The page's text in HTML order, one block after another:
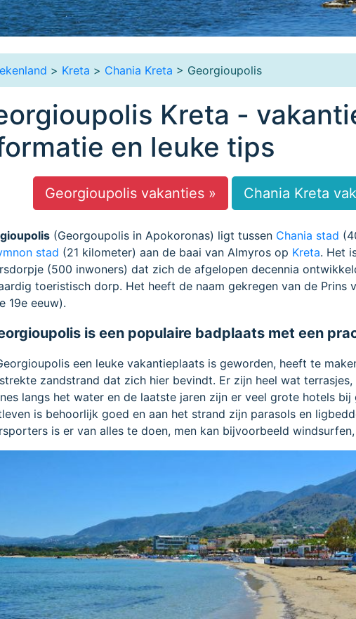
> Kreta > Chania Kreta > Georgioupolis
Kreta -
en leuke tips
Georgioupolis vakanties » Chania Kreta
(Georgoupolis in Apokoronas) ligt tussen Chania stad
stad (21 kilometer) aan de baai van Almyros op Kreta. Het
(500 inwoners) dat zich de afgelopen decennia
toeristisch dorp. Het heeft de naam gekregen van de Prins
19e eeuw).
is een populaire badplaats met een
een leuke vakantieplaats is geworden, heeft te
zandstrand dat zich hier bevindt. Er zijn heel wat terrasjes,
langs het water en de laatste jaren zijn er veel grote hotels bij
is behoorlijk goed en aan het strand zijn parasols en
is er van alles te doen, men kan bijvoorbeeld